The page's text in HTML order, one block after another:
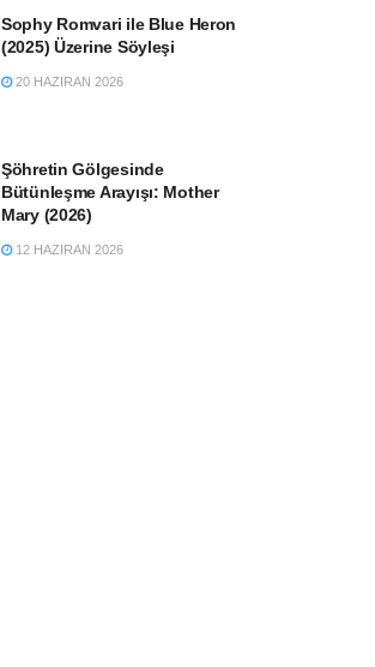
Sophy Romvari ile Blue Heron
(2025) Üzerine Söyleşi
20 HAZIRAN 2026
Şöhretin Gölgesinde
Bütünleşme Arayışı: Mother
Mary (2026)
12 HAZIRAN 2026